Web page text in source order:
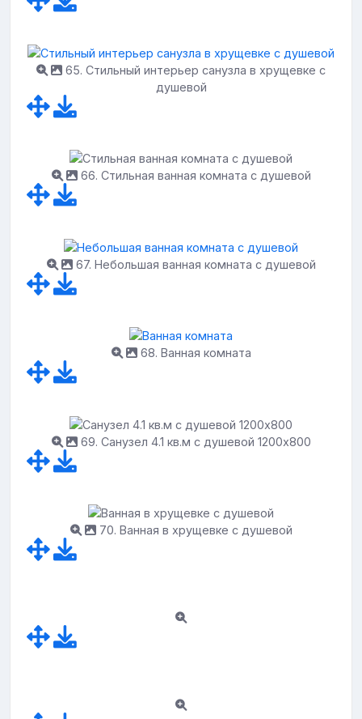
65. Стильный интерьер санузла в хрущевке с
душевой
66. Стильная ванная комната с душевой
67. Небольшая ванная комната с душевой
68. Ванная комната
69. Санузел 4.1 кв.м с душевой 1200х800
70. Ванная в хрущевке с душевой